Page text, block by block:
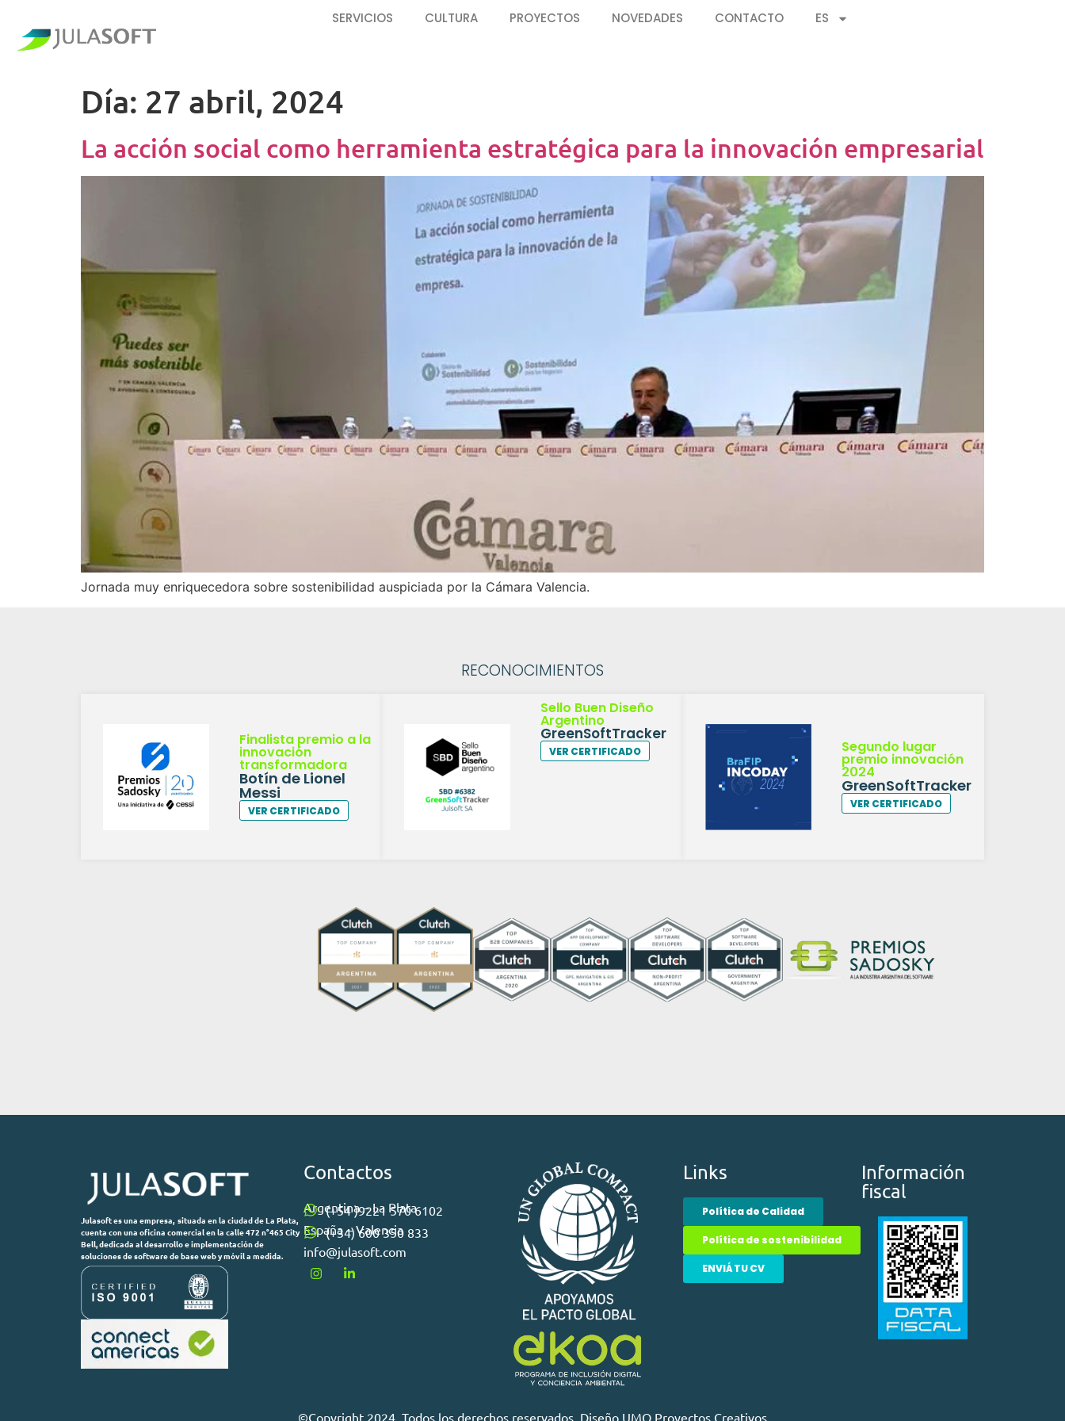
SERVICIOS CULTURA PROYECTOS NOVEDADES CONTACTO ES
Día: 27 abril, 2024
La acción social como herramienta estratégica para la innovación empresarial
Jornada muy enriquecedora sobre sostenibilidad auspiciada por la Cámara Valencia.
RECONOCIMIENTOS
Finalista premio a la
innovación
transformadora
Botín de Lionel
Messi
VER CERTIFICADO
Sello Buen Diseño
Argentino
GreenSoftTracker
VER CERTIFICADO Segundo lugar
premio innovación
2024
GreenSoftTracker
VER CERTIFICADO
Julasoft es una empresa, situada en la ciudad de La Plata,
cuenta con una oficina comercial en la calle 472 n°465 City
Bell, dedicada al desarrollo e implementación de
soluciones de software de base web y móvil a medida.
Contactos
Argentina – La Plata
(+54 )9221 570 6102
España – Valencia
(+34) 600 350 833
info@julasoft.com
Links
Política de Calidad
Política de sostenibilidad
ENVIÁ TU CV
Información
fiscal
©Copyright 2024. Todos los derechos reservados. Diseño UMO Proyectos Creativos